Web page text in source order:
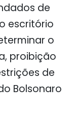
de
escritório
o
proibição
de
Bolsonaro